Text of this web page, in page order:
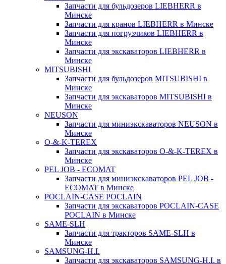
Запчасти для бульдозеров LIEBHERR в
Минске
Запчасти для кранов LIEBHERR в Минске
Запчасти для погрузчиков LIEBHERR в
Минске
Запчасти для экскаваторов LIEBHERR в
Минске
MITSUBISHI
Запчасти для бульдозеров MITSUBISHI в
Минске
Запчасти для экскаваторов MITSUBISHI в
Минске
NEUSON
Запчасти для миниэкскаваторов NEUSON в
Минске
O-&-K-TEREX
Запчасти для экскаваторов O-&-K-TEREX в
Минске
PEL JOB - ECOMAT
Запчасти для миниэкскаваторов PEL JOB -
ECOMAT в Минске
POCLAIN-CASE POCLAIN
Запчасти для экскаваторов POCLAIN-CASE
POCLAIN в Минске
SAME-SLH
Запчасти для тракторов SAME-SLH в
Минске
SAMSUNG-H.I.
Запчасти для экскаваторов SAMSUNG-H.I. в